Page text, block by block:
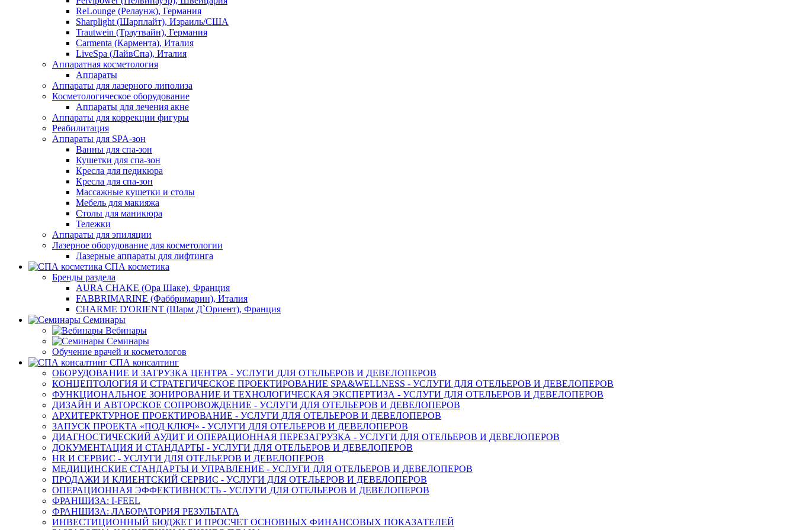
ReLounge (Релаунж), Германия
Sharplight (Шарплайт), Израиль/США
Trautwein (Траутвайн), Германия
Carmenta (Кармента), Италия
LiveSpa (ЛайвСпа), Италия
Аппаратная косметология
Аппараты
Аппараты для лазерного липолиза
Косметологическое оборудование
Аппараты для лечения акне
Аппараты для коррекции фигуры
Реабилитация
Аппараты для SPA-зон
Ванны для спа-зон
Кушетки для спа-зон
Кресла для педикюра
Кресла для спа-зон
Массажные кушетки и столы
Мебель для макияжа
Столы для маникюра
Тележки
Аппараты для эпиляции
Лазерное оборудование для косметологии
Лазерные аппараты для лифтинга
СПА косметика
Бренды раздела
AURA CHAKE (Ора Шаке), Франция
FABBRIMARINE (Фаббримарин), Италия
CHARME D'ORIENT (Шарм Д`Ориент), Франция
Семинары
Вебинары
Семинары
Обучение врачей и косметологов
СПА консалтинг
ОБОРУДОВАНИЕ И ЗАГРУЗКА ЦЕНТРА - УСЛУГИ ДЛЯ ОТЕЛЬЕРОВ И ДЕВЕЛОПЕРОВ
КОНЦЕПТОЛОГИЯ И СТРАТЕГИЧЕСКОЕ ПРОЕКТИРОВАНИЕ SPA&WELLNESS - УСЛУГИ ДЛЯ ОТЕЛЬЕРОВ И ДЕВЕЛОПЕРОВ
ФУНКЦИОНАЛЬНОЕ ЗОНИРОВАНИЕ И ТЕХНОЛОГИЧЕСКАЯ ЭКСПЕРТИЗА - УСЛУГИ ДЛЯ ОТЕЛЬЕРОВ И ДЕВЕЛОПЕРОВ
ДИЗАЙН И АВТОРСКОЕ СОПРОВОЖДЕНИЕ - УСЛУГИ ДЛЯ ОТЕЛЬЕРОВ И ДЕВЕЛОПЕРОВ
АРХИТЕРКТУРНОЕ ПРОЕКТИРОВАНИЕ - УСЛУГИ ДЛЯ ОТЕЛЬЕРОВ И ДЕВЕЛОПЕРОВ
ЗАПУСК ПРОЕКТА «ПОД КЛЮЧ» - УСЛУГИ ДЛЯ ОТЕЛЬЕРОВ И ДЕВЕЛОПЕРОВ
ДИАГНОСТИЧЕСКИЙ АУДИТ И ОПЕРАЦИОННАЯ ПЕРЕЗАГРУЗКА - УСЛУГИ ДЛЯ ОТЕЛЬЕРОВ И ДЕВЕЛОПЕРОВ
ДОКУМЕНТАЦИЯ И СТАНДАРТЫ - УСЛУГИ ДЛЯ ОТЕЛЬЕРОВ И ДЕВЕЛОПЕРОВ
HR И СЕРВИС - УСЛУГИ ДЛЯ ОТЕЛЬЕРОВ И ДЕВЕЛОПЕРОВ
МЕДИЦИНСКИЕ СТАНДАРТЫ И УПРАВЛЕНИЕ - УСЛУГИ ДЛЯ ОТЕЛЬЕРОВ И ДЕВЕЛОПЕРОВ
ПРОДАЖИ И КЛИЕНТСКИЙ СЕРВИС - УСЛУГИ ДЛЯ ОТЕЛЬЕРОВ И ДЕВЕЛОПЕРОВ
ОПЕРАЦИОННАЯ ЭФФЕКТИВНОСТЬ - УСЛУГИ ДЛЯ ОТЕЛЬЕРОВ И ДЕВЕЛОПЕРОВ
ФРАНШИЗА: I-FEEL
ФРАНШИЗА: ЛАБОРАТОРИЯ РЕЗУЛЬТАТА
ИНВЕСТИЦИОННЫЙ БЮДЖЕТ И ПРОСЧЕТ ОСНОВНЫХ ФИНАНСОВЫХ ПОКАЗАТЕЛЕЙ